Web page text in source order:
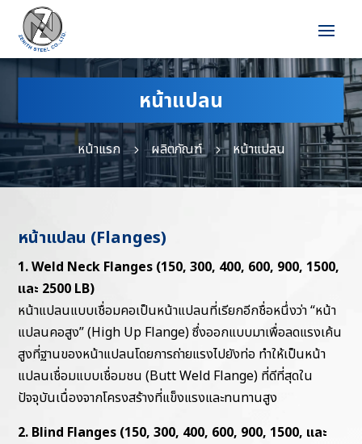
หน้าแปลน
หน้าแรก 5 ผลิตภัณฑ์ 5 หน้าแปลน
หน้าแปลน (Flanges)
1. Weld Neck Flanges (150, 300, 400, 600, 900, 1500,
และ 2500 LB)
หน้าแปลนแบบเชื่อมคอเป็นหน้าแปลนที่เรียกอีกชื่อหนึ่งว่า “หน้า
แปลนคอสูง” (High Up Flange) ซึ่งออกแบบมาเพื่อลดแรงเค้น
สูงที่ฐานของหน้าแปลนโดยการถ่ายแรงไปยังท่อ ทำให้เป็นหน้า
แปลนเชื่อมแบบเชื่อมชน (Butt Weld Flange) ที่ดีที่สุดใน
ปัจจุบันเนื่องจากโครงสร้างที่แข็งแรงและทนทานสูง
2. Blind Flanges (150, 300, 400, 600, 900, 1500, และ